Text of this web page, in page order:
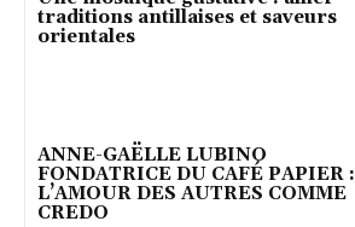
traditions antillaises et saveurs
orientales
ANNE-GAËLLE LUBINO
FONDATRICE DU CAFÉ PAPIER :
L’AMOUR DES AUTRES COMME
CREDO